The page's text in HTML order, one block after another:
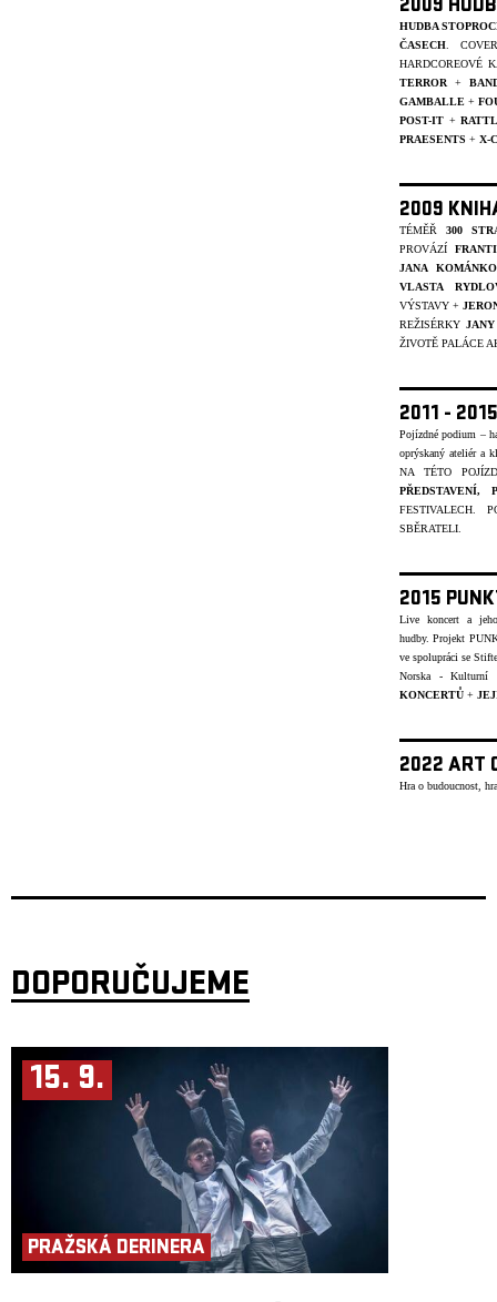
2009
HUDBA
ČASECH .
HARDCOREOVÉ
TERROR +
GAMBALLE +
POST-IT +
PRAESENTS + X-
2009
TÉMĚŘ 300
PROVÁZÍ
JANA
VLASTA
VÝSTAVY +
REŽISÉRKY
ŽIVOTĚ PALÁCE
2011 -
Pojízdné podium –
oprýskaný ateliér a
NA TÉTO
PŘEDSTAVENÍ,
FESTIVALECH.
SBĚRATELI.
2015
Live koncert a
hudby.Projekt
ve spolupráci se
Norska - Kulturní
KONCERTŮ +
2022 ART
Hra o budoucnost,
DOPORUČUJEME
15. 9.
PRAŽSKÁ DERINERA